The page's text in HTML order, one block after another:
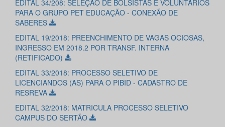
EDITAL 34/208: SELEÇÃO DE BOLSISTAS E VOLUNTÁRIOS
PARA O GRUPO PET EDUCAÇÃO - CONEXÃO DE
SABERES
EDITAL 19/2018: PREENCHIMENTO DE VAGAS OCIOSAS,
INGRESSO EM 2018.2 POR TRANSF. INTERNA
(RETIFICADO)
EDITAL 33/2018: PROCESSO SELETIVO DE
LICENCIANDOS (AS) PARA O PIBID - CADASTRO DE
RESREVA
EDITAL 32/2018: MATRICULA PROCESSO SELETIVO
CAMPUS DO SERTÃO